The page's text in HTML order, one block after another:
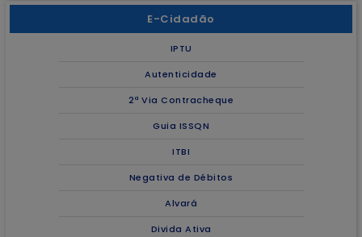
E-Cidadão
IPTU
Autenticidade
2ª Via Contracheque
Guia ISSQN
ITBI
Negativa de Débitos
Alvará
Divida Ativa